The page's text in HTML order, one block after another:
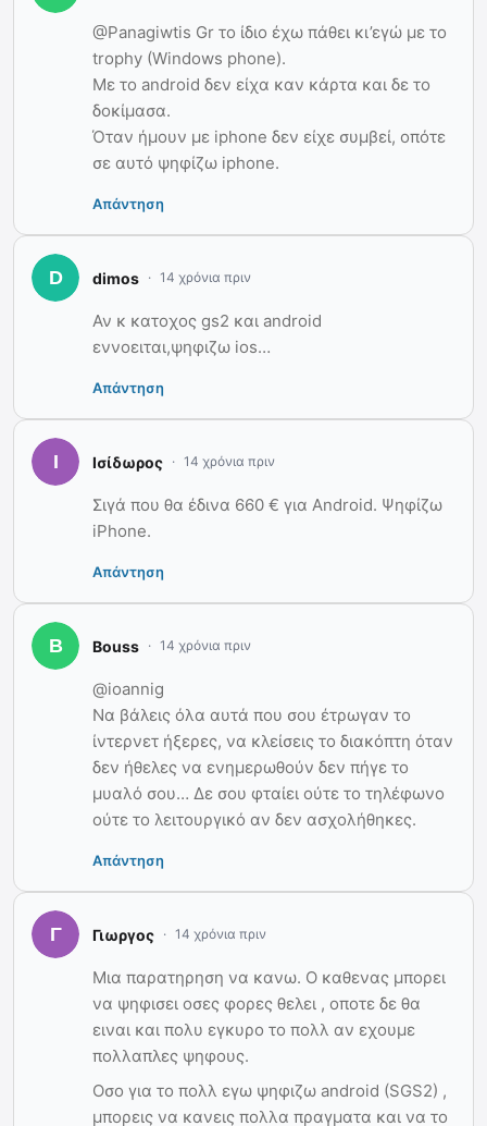
@Panagiwtis Gr το ίδιο έχω πάθει κι’εγώ με το
trophy (Windows phone).
Με το android δεν είχα καν κάρτα και δε το
δοκίμασα.
Όταν ήμουν με iphone δεν είχε συμβεί, οπότε
σε αυτό ψηφίζω iphone.
Απάντηση
dimos 14 χρόνια πριν
Αν κ κατοχος gs2 και android
εννοειται,ψηφιζω ios…
Απάντηση
Ισίδωρος 14 χρόνια πριν
Σιγά που θα έδινα 660 € για Android. Ψηφίζω
iPhone.
Απάντηση
Bouss 14 χρόνια πριν
@ioannig
Να βάλεις όλα αυτά που σου έτρωγαν το
ίντερνετ ήξερες, να κλείσεις το διακόπτη όταν
δεν ήθελες να ενημερωθούν δεν πήγε το
μυαλό σου… Δε σου φταίει ούτε το τηλέφωνο
ούτε το λειτουργικό αν δεν ασχολήθηκες.
Απάντηση
Γιωργος 14 χρόνια πριν
Μια παρατηρηση να κανω. Ο καθενας μπορει
να ψηφισει οσες φορες θελει , οποτε δε θα
ειναι και πολυ εγκυρο το πολλ αν εχουμε
πολλαπλες ψηφους.
Οσο για το πολλ εγω ψηφιζω android (SGS2) ,
μπορεις να κανεις πολλα πραγματα και να το